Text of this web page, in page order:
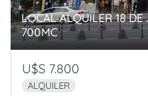
LOCAL ALQUILER 18
700MC
U$S 7.800
ALQUILER